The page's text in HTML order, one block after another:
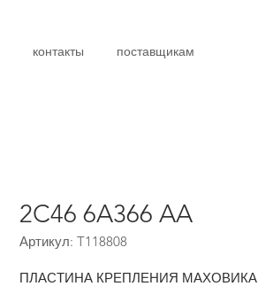
контакты поставщикам
2C46 6A366 AA
Артикул: T118808
ПЛАСТИНА КРЕПЛЕНИЯ МАХОВИКА